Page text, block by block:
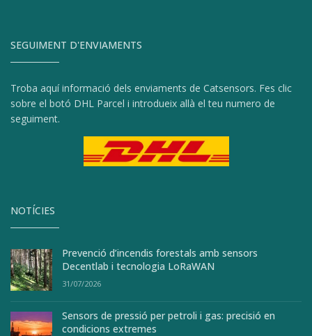
SEGUIMENT D'ENVIAMENTS
Troba aquí informació dels enviaments de Catsensors. Fes clic
sobre el botó DHL Parcel i introdueix allà el teu numero de
seguiment.
NOTÍCIES
Prevenció d’incendis forestals amb sensors
Decentlab i tecnologia LoRaWAN
31/07/2026
Sensors de pressió per petroli i gas: precisió en
condicions extremes